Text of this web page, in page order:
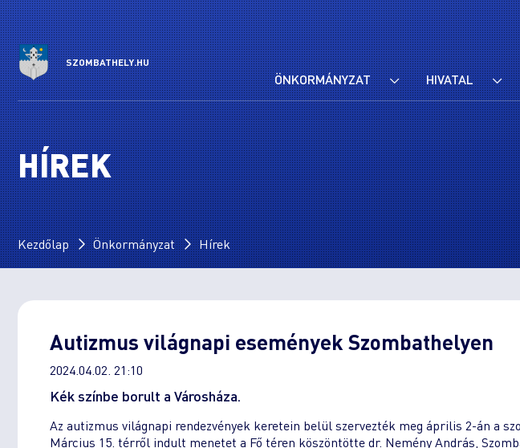
SZOMBATHELY.HU
ÖNKORMÁNYZAT HIVATAL
HÍREK
Kezdőlap Önkormányzat Hírek
Autizmus világnapi események Szombathelyen
2024.04.02. 21:10
Kék színbe borult a Városháza.
Az autizmus világnapi rendezvények keretein belül szervezték meg április 2-án a
Március 15. térről indult menetet a Fő téren köszöntötte dr. Nemény András,